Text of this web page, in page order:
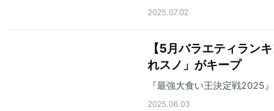
2025.07.02
【5月バラエティラン
れスノ」がキープ
『最強大食い王決定戦2025
2025.06.03